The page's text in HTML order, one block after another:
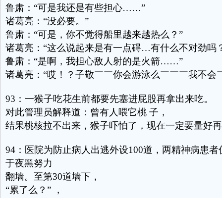
鲁肃：“可是我还是有些担心……”
诸葛亮：“没必要。”
鲁肃：“可是，你不觉得船里越来越热么？”
诸葛亮：“这么说起来是有一点碍…有什么不对劲吗
鲁肃：“是啊，我担心敌人射的是火箭……”
诸葛亮：“哎！？子敬￣￣你会游泳么￣￣￣我不会
93：一猴子吃花生前都要先塞进屁股再拿出来吃。
对此管理员解释道：曾有人喂它桃 子，
结果桃核拉不出来，猴子吓怕了，现在一定要量好
94：医院为防止病人出逃外设100道，两精神病患
于夜黑努力
翻墙。至第30道墙下，
“累了么？” ，